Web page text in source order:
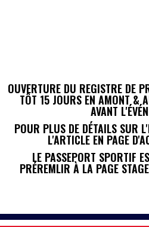
OUVERTURE DU REGISTRE DE
TÔT 15 JOURS EN AMONT &
AVANT L'ÉVÉ
POUR PLUS DE DÉTAILS SUR L'
L'ARTICLE EN PAGE
LE PASSEPORT SPORTIF
PRÉREMLIR À LA PAGE